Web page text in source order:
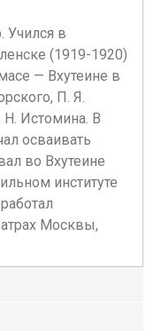
Учился в
(1919-1920)
— Вхутеине в
П. Я.
Н. Истомина. В
осваивать
во Вхутеине
институте
Москвы,